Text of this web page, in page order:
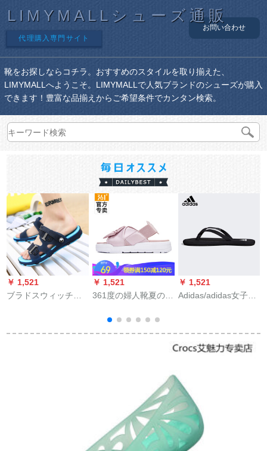
LIMYMALLシューズ通販
代理購入専門サイト
お問い合わせ
靴をお探しならコチラ。おすすめのスタイルを取り揃えた、
LIMYMALLへようこそ。LIMYMALLで人気ブランドのシューズが購入
できます！豊富な品揃えからご希望条件でカンタン検索。
￥ 1,521
ブラドスウィッチ男
ターブーツ男性穴靴
￥ 1,521
361度の婦人靴夏のサ
のほうこうりの
粉/361度の白38
￥ 1,521
Adidas/adidas女子レ